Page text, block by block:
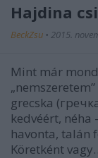
Hajdina
BeckZsu • 2015.
Mint már
grecska
kedvéért, néha
havonta, talán
Köretként